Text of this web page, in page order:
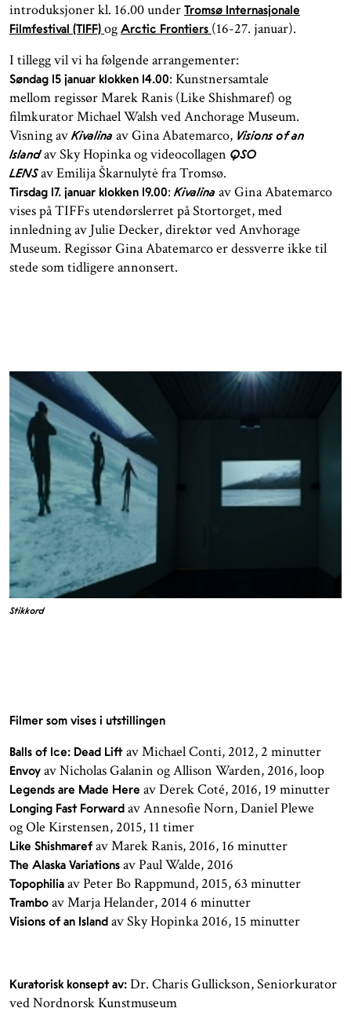
introduksjoner kl. 16.00 under Tromsø Internasjonale
Filmfestival (TIFF) og Arctic Frontiers (16-27. januar).
I tillegg vil vi ha følgende arrangementer:
Søndag 15 januar klokken 14.00: Kunstnersamtale
mellom regissør Marek Ranis (Like Shishmaref) og
filmkurator Michael Walsh ved Anchorage Museum.
Visning avKivalina av Gina Abatemarco, Visions of an
Islandav Sky Hopinka og videocollagen QSO
LENSav Emilija Škarnulytė fra Tromsø.
Tirsdag 17. januar klokken 19.00:Kivalina av Gina Abatemarco
vises på TIFFs utendørslerret på Stortorget, med
innledning av Julie Decker, direktør ved Anvhorage
Museum. Regissør Gina Abatemarco er dessverre ikke til
stede som tidligere annonsert.
Stikkord
Filmer som vises i utstillingen
Balls of Ice: Dead Lift av Michael Conti, 2012, 2 minutter
Envoy av Nicholas Galanin og Allison Warden, 2016, loop
Legends are Made Here av Derek Coté, 2016, 19 minutter
Longing Fast Forward av Annesofie Norn, Daniel Plewe
og Ole Kirstensen, 2015, 11 timer
Like Shishmaref av Marek Ranis, 2016, 16 minutter
The Alaska Variations av Paul Walde, 2016
Topophilia av Peter Bo Rappmund, 2015, 63 minutter
Trambo av Marja Helander, 2014 6 minutter
Visions of an Island av Sky Hopinka 2016, 15 minutter
Kuratorisk konsept av: Dr. Charis Gullickson, Seniorkurator
ved Nordnorsk Kunstmuseum